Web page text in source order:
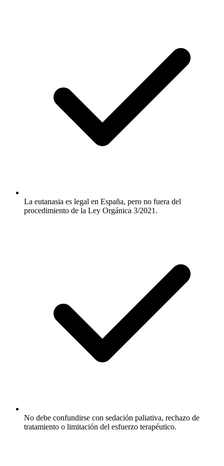
La eutanasia es legal en España, pero no fuera del
procedimiento de la Ley Orgánica 3/2021.
No debe confundirse con sedación paliativa, rechazo de
tratamiento o limitación del esfuerzo terapéutico.